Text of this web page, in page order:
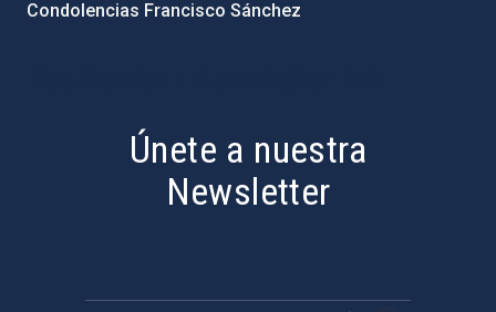
Condolencias Francisco Sánchez
Únete a nuestra
Newsletter